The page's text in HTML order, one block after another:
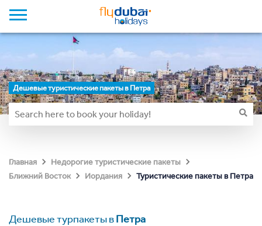
Дешевые туристические пакеты в Петра
Главная
Недорогие туристические пакеты
Ближний Восток
Иордания Туристические пакеты в Петра
Дешевые турпакеты вПетра